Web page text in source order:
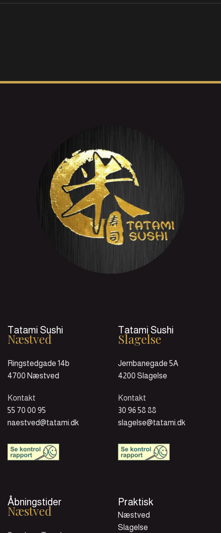
Tatami Sushi
Næstved
Ringstedgade 14b
4700 Næstved
Kontakt
55 70 00 95
naestved@tatami.dk
Tatami Sushi
Slagelse
Jernbanegade 5A
4200 Slagelse
Kontakt
30 96 58 88
slagelse@tatami.dk
Åbningstider
Næstved
Praktisk
Næstved
Slagelse